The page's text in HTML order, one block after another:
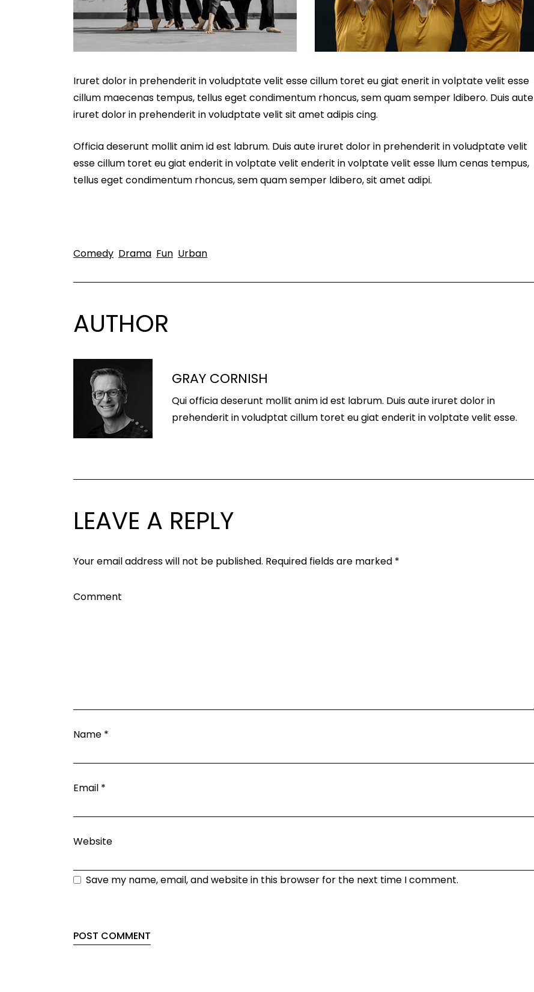
Iruret dolor in prehenderit in voludptate velit esse cillum toret eu giat enerit in volptate velit esse
cillum maecenas tempus, tellus eget condimentum rhoncus, sem quam semper ldibero. Duis aute
iruret dolor in prehenderit in voludptate velit sit amet adipis cing.
Officia deserunt mollit anim id est labrum. Duis aute iruret dolor in prehenderit in voludptate velit
esse cillum toret eu giat enderit in volptate velit enderit in volptate velit esse llum cenas tempus,
tellus eget condimentum rhoncus, sem quam semper ldibero, sit amet adipi.
Comedy Drama Fun Urban
AUTHOR
GRAY CORNISH
Qui officia deserunt mollit anim id est labrum. Duis aute iruret dolor in
prehenderit in voludptat cillum toret eu giat enderit in volptate velit esse.
LEAVE A REPLY
Your email address will not be published. Required fields are marked *
Comment
Name *
Email *
Website
Save my name, email, and website in this browser for the next time I comment.
POST COMMENT